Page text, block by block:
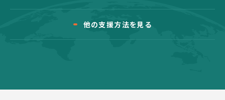
他の支援方法を見る